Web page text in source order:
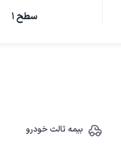
سطح ۱
بیمه ثالث خودرو